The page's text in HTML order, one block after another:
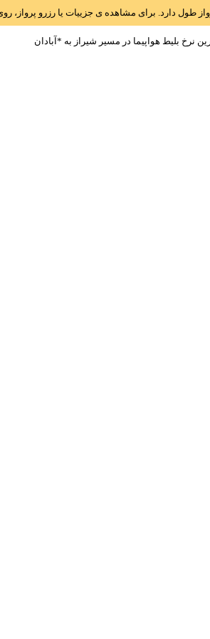
طول دارد. برای مشاهده ی جزییات یا رزرو
نرخ بلیط هواپیما در مسیر شيراز به *آبادان